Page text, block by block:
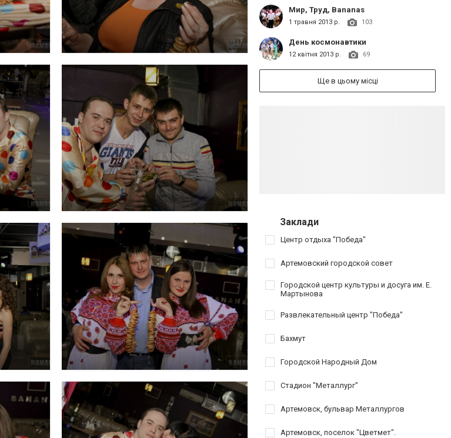
Мир, Труд, Bananas
1 травня 2013 р. 103
День космонавтики
12 квітня 2013 р. 69
Ще в цьому місці
Заклади
Центр отдыха "Победа"
Артемовский городской совет
Городской центр культуры и досуга им. Е.
Мартынова
Развлекательный центр "Победа"
Бахмут
Городской Народный Дом
Стадион "Металлург"
Артемовск, бульвар Металлургов
Артемовск, поселок "Цветмет".